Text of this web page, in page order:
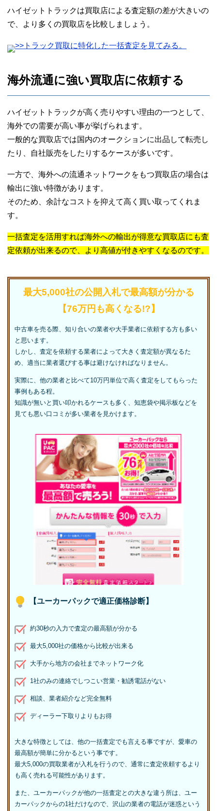
ハイゼットトラックは買取店による査定額の差が大きいの
で、より多くの買取店を比較しましょう。
>>トラック買取に特化した一括査定を見てみる。
海外流通に強い買取店に依頼する
ハイゼットトラックが高く売りやすい理由の一つとして、
海外での需要が高い事が挙げられます。
一般的な買取店では国内のオークションに出品して転売し
たり、自社販売をしたりするケースが多いです。
一方で、海外への流通ネットワークをもつ買取店の場合は
輸出に強い特徴があります。
そのため、余計なコストを抑えて高く買い取ってくれま
す。
一括査定を活用すれば海外への輸出が得意な買取店にも査
定依頼が出来るので、より高値が付きやすくなるのです。
最大5,000社の公開入札で最高額が分かる
【76万円も高くなる!?】
中古車を売る際、知り合いの業者や大手業者に依頼する方も多い
と思います。
しかし、査定を依頼する業者によって大きく査定額が異なるた
め、適当に業者選びする事は避けなければなりません。
実際に、他の業者と比べて10万円単位で高く査定をしてもらった
事例もある程。
知識が無いと買い叩かれるケースも多く、知恵袋や掲示板などを
見ても悪い口コミが多い業者を見かけます。
【ユーカーパックで適正価格診断】
約30秒の入力で査定の最高額が分かる
最大5,000社の価格から比較が出来る
大手から地方の会社までネットワーク化
1社のみの連絡でしつこい営業・勧誘電話がない
相談、業者紹介など完全無料
ディーラー下取りよりもお得
大きな特徴としては、他の一括査定でも言える事ですが、愛車の
最高額が簡単に分かるという事です。
最大5,000の買取業者が入札を行うので、通常に査定依頼するより
も高く売れる可能性があります。
また、ユーカーパックが他の一括査定との大きな違う所は、ユー
カーパックからの1社だけなので、沢山の業者の電話が迷惑という